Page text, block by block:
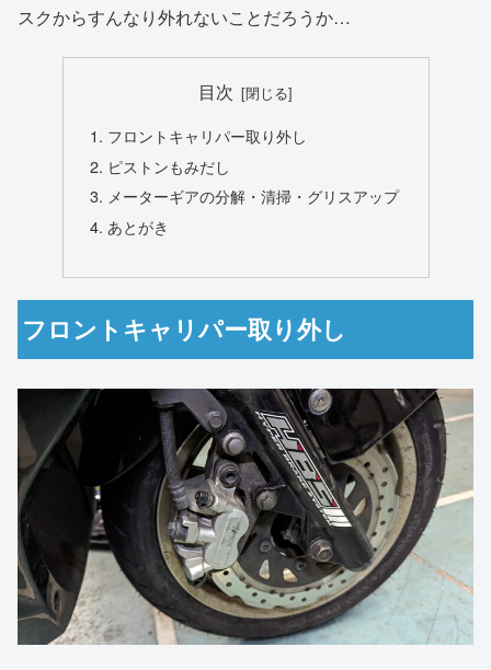
スクからすんなり外れないことだろうか…
目次
フロントキャリパー取り外し
ピストンもみだし
メーターギアの分解・清掃・グリスアップ
あとがき
フロントキャリパー取り外し